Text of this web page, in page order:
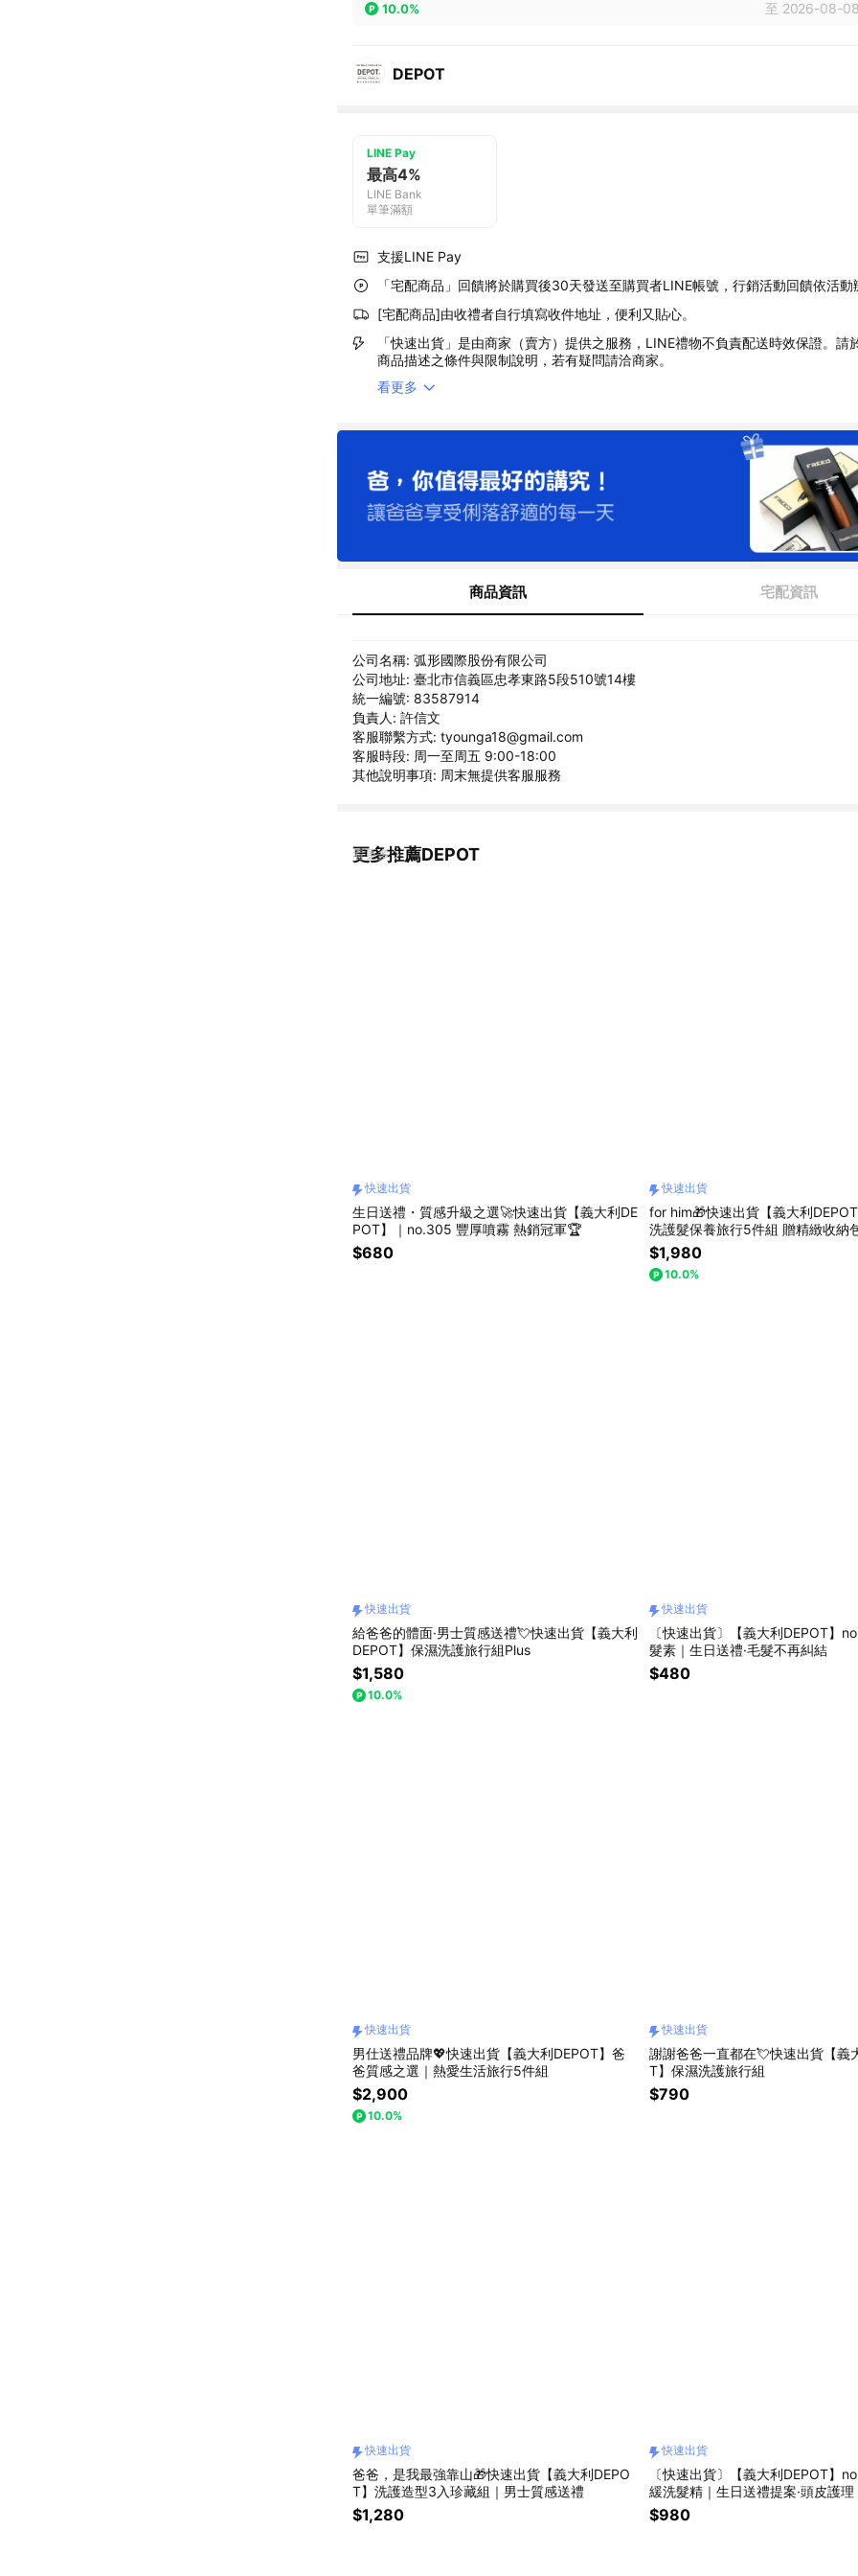
10.0% 至 2026-08-
DEPOT
LINE Pay
最高4%
LINE Bank
單筆滿額
支援LINE Pay
「宅配商品」回饋將於購買後30天發送至購買者LINE帳號，行銷活動回饋依活動
[宅配商品]由收禮者自行填寫收件地址，便利又貼心。
「快速出貨」是由商家（賣方）提供之服務，LINE禮物不負責配送時效保證。請
商品描述之條件與限制說明，若有疑問請洽商家。
看更多
商品資訊 宅配資訊
公司名稱: 弧形國際股份有限公司
公司地址: 臺北市信義區忠孝東路5段510號14樓
統一編號: 83587914
負責人: 許信文
客服聯繫方式: tyounga18@gmail.com
客服時段: 周一至周五 9:00-18:00
其他說明事項: 周末無提供客服服務
更多推薦DEPOT
看更多
快速出貨
生日送禮・質感升級之選🚀快速出貨【義大利DE
POT】｜no.305 豐厚噴霧 熱銷冠軍🏆
$680
快速出貨
for him🎁快速出貨【義大利
洗護髮保養旅行5件組 贈精緻收納
提案
$1,980
10.0%
快速出貨
給爸爸的體面·男士質感送禮💘快速出貨【義大利
DEPOT】保濕洗護旅行組Plus
$1,580
10.0%
快速出貨
〔快速出貨〕【義大利DEPOT】
髮素｜生日送禮·毛髮不再糾結
$480
快速出貨
男仕送禮品牌💖快速出貨【義大利DEPOT】爸
爸質感之選｜熱愛生活旅行5件組
$2,900
10.0%
快速出貨
謝謝爸爸一直都在💘快速出貨【義
T】保濕洗護旅行組
$790
快速出貨
爸爸，是我最強靠山🎁快速出貨【義大利DEPO
T】洗護造型3入珍藏組｜男士質感送禮
$1,280
快速出貨
〔快速出貨〕【義大利DEPOT】
緩洗髮精｜生日送禮提案·頭皮護理
$980